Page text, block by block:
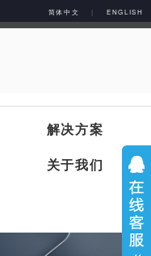
简体中文 | ENGLISH
解决方案
关于我们